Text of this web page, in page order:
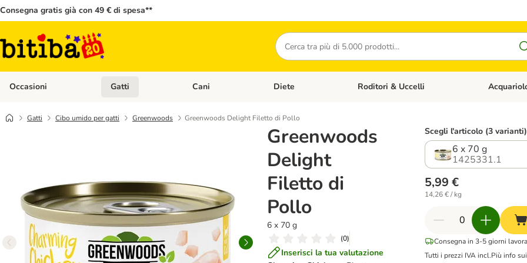
Consegna gratis già con 49 € di spesa**
Cerca
Occasioni Apri Menù Categoria: Occasioni
Gatti Apri Menù Categoria: Gatti
Cani Apri Menù Categoria: Cani
Diete Apri Menù Categoria: Diete
Roditori & Uccelli Apri Menù
Gatti Cibo umido per gatti Greenwoods Greenwoods Delight Filetto di Pollo
Greenwoods
Delight
Filetto di
Pollo
6 x 70 g
(0)
Inserisci la tua valutazione
Scegli l'articolo (3 varianti)
6 x 70 g
1425331.1
5,99 €
14,26 € / kg
Consegna in 3-5 giorni
Tutti i prezzi IVA incl.Più info sui